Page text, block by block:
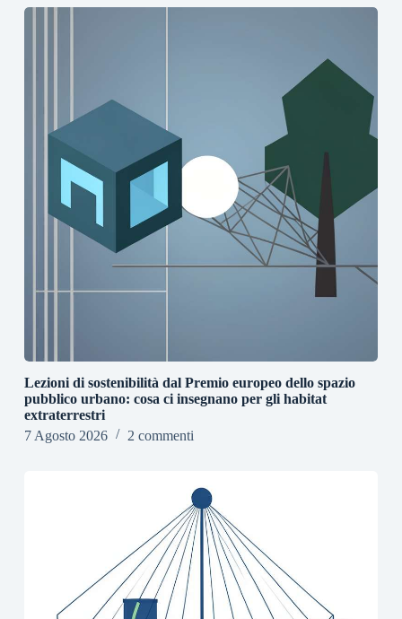
Lezioni di sostenibilità dal Premio europeo dello spazio
pubblico urbano: cosa ci insegnano per gli habitat
extraterrestri
7 Agosto 2026
2 commenti